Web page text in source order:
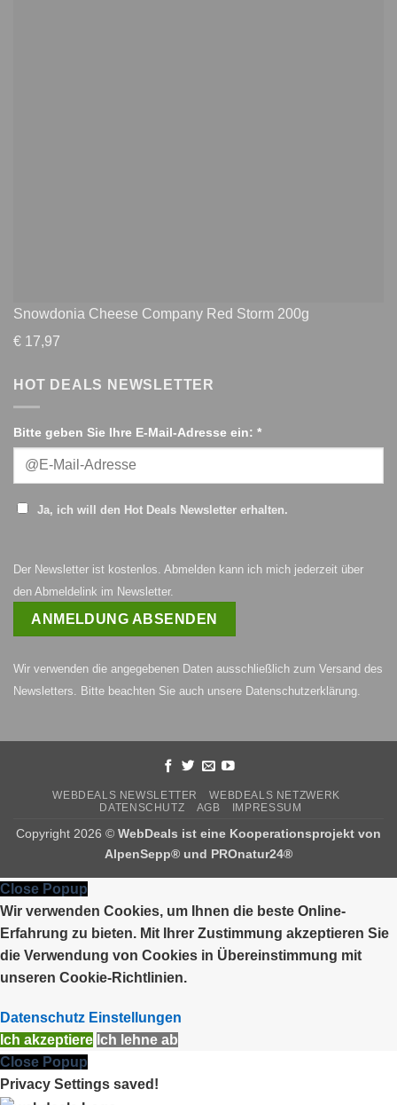
Snowdonia Cheese Company Red Storm 200g
€ 17,97
HOT DEALS NEWSLETTER
Bitte geben Sie Ihre E-Mail-Adresse ein: *
Ja, ich will den Hot Deals Newsletter erhalten.
Der Newsletter ist kostenlos. Abmelden kann ich mich jederzeit über
den Abmeldelink im Newsletter.
Wir verwenden die angegebenen Daten ausschließlich zum Versand des
Newsletters. Bitte beachten Sie auch unsere Datenschutzerklärung.
WEBDEALS NEWSLETTER
WEBDEALS NETZWERK
DATENSCHUTZ
AGB IMPRESSUM
Copyright 2026 © WebDeals ist eine Kooperationsprojekt von
AlpenSepp® und PROnatur24®
Close Popup
Wir verwenden Cookies, um Ihnen die beste Online-
Erfahrung zu bieten. Mit Ihrer Zustimmung akzeptieren Sie
die Verwendung von Cookies in Übereinstimmung mit
unseren Cookie-Richtlinien.
Datenschutz Einstellungen
Ich akzeptiere Ich lehne ab
Close Popup
Privacy Settings saved!